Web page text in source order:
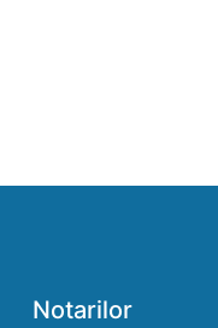
Notarilor